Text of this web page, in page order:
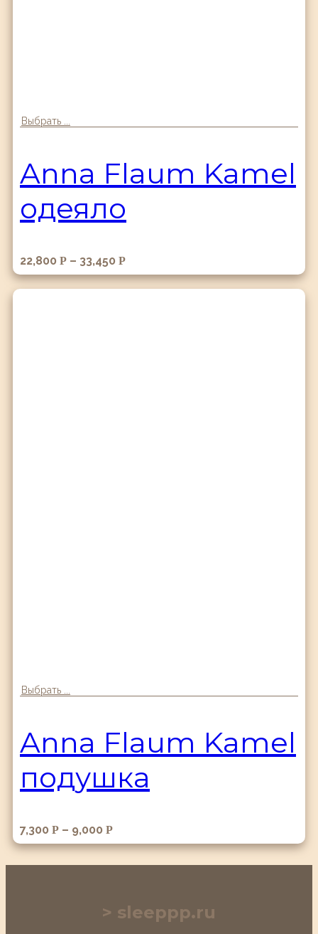
Выбрать ...
Anna Flaum Kamel
одеяло
22,800 Р – 33,450 Р
Выбрать ...
Anna Flaum Kamel
подушка
7,300 Р – 9,000 Р
sleeppp.ru